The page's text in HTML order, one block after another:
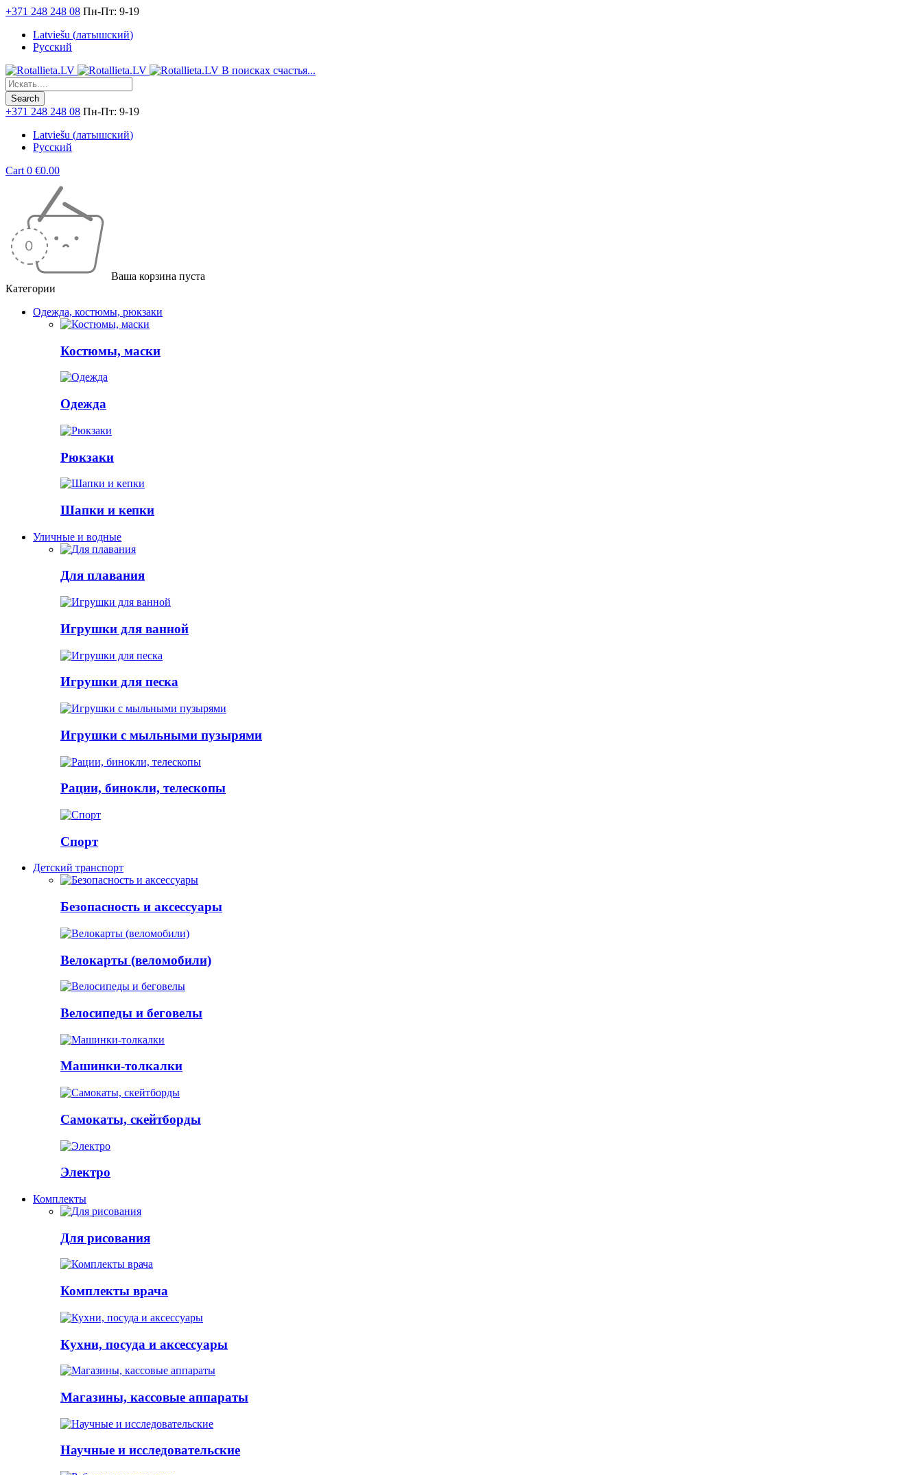
+371 248 248 08 Пн-Пт: 9-19
Latviešu (латышский)
Русский
В поисках счастья...
+371 248 248 08 Пн-Пт: 9-19
Latviešu (латышский)
Русский
Cart 0 €0.00
Ваша корзина пуста
Категории
Одежда, костюмы, рюкзаки
Костюмы, маски
Одежда
Рюкзаки
Шапки и кепки
Уличные и водные
Для плавания
Игрушки для ванной
Игрушки для песка
Игрушки с мыльными пузырями
Рации, бинокли, телескопы
Спорт
Детский транспорт
Безопасность и аксессуары
Велокарты (веломобили)
Велосипеды и беговелы
Машинки-толкалки
Самокаты, скейтборды
Электро
Комплекты
Для рисования
Комплекты врача
Кухни, посуда и аксессуары
Магазины, кассовые аппараты
Научные и исследовательские